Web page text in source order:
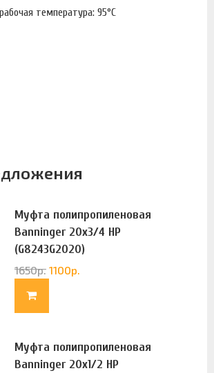
температура: 95°С
Муфта полипропиленовая
Banninger 20х3/4 НР
(G8243G2020)
1650р. 1100р.
Муфта полипропиленовая
Banninger 20х1/2 НР